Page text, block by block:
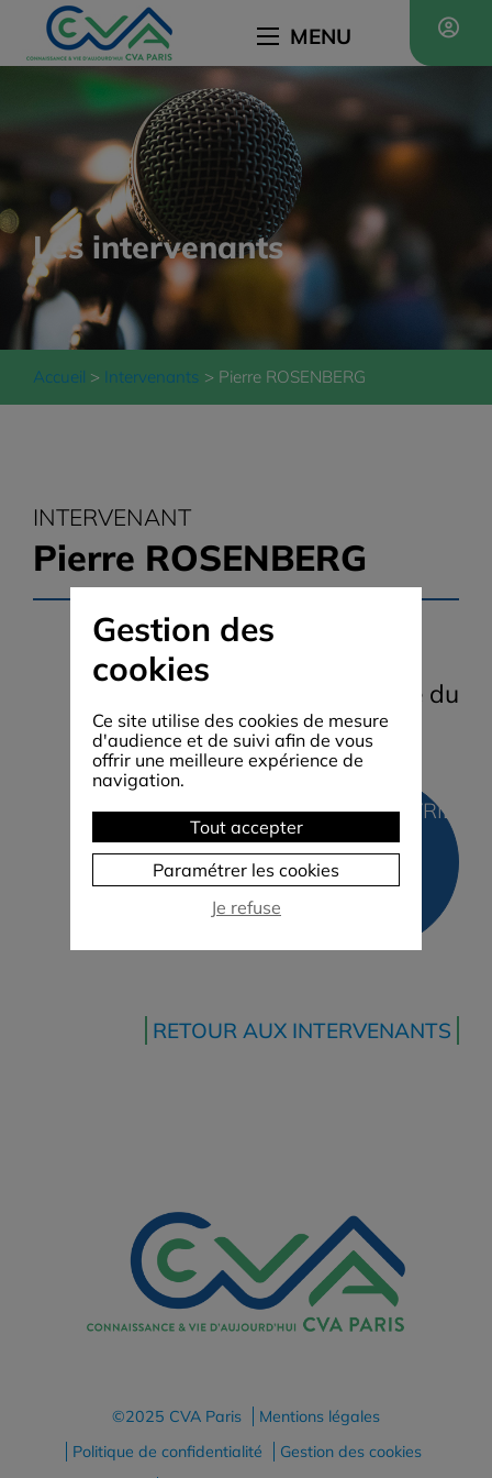
MENU
Les intervenants
Accueil Intervenants Pierre ROSENBERG
INTERVENANT
Pierre ROSENBERG
de l'Académie Française,
Président Directeur du Musée du
Louvre
Le Louvre
Hier,
Aujourd'hui,
Demain
27 FÉVRIER
RETOUR AUX INTERVENANTS
©2025 CVA Paris
Mentions légales
Politique de confidentialité
Gestion des cookies
Gestion des
cookies
Ce site utilise des cookies de mesure
d'audience et de suivi afin de vous
offrir une meilleure expérience de
navigation.
Tout accepter
Paramétrer les cookies
Je refuse